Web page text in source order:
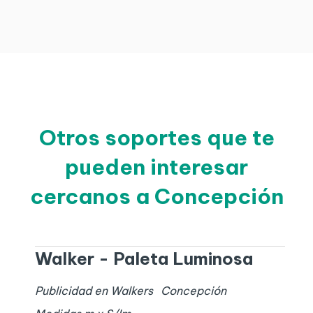
Otros soportes que te
pueden interesar
cercanos a Concepción
Walker - Paleta Luminosa
Publicidad en Walkers
Concepción